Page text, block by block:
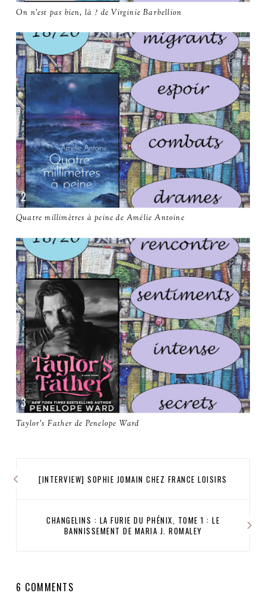
On n'est pas bien, là ? de Virginie Barbellion
Quatre millimètres à peine de Amélie Antoine
Taylor's Father de Penelope Ward
[INTERVIEW] SOPHIE JOMAIN CHEZ FRANCE LOISIRS
CHANGELINS : LA FURIE DU PHÉNIX, TOME 1 : LE
BANNISSEMENT DE MARIA J. ROMALEY
6 COMMENTS